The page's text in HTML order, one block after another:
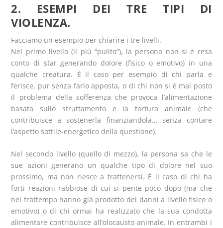
2. ESEMPI DEI TRE TIPI DI
VIOLENZA.
Facciamo un esempio per chiarire i tre livelli.
Nel primo livello (il più “pulito”), la persona non si è resa
conto di star generando dolore (fisico o emotivo) in una
qualche creatura. È il caso per esempio di chi parla e
ferisce, pur senza farlo apposta, o di chi non si è mai posto
il problema della sofferenza che provoca l’alimentazione
basata sullo sfruttamento e la tortura animale (che
contribuisce a sostenerla finanziandola… senza contare
l’aspetto sottile-energetico della questione).
Nel secondo livello (quello di mezzo), la persona sa che le
sue azioni generano un qualche tipo di dolore nel suo
prossimo, ma non riesce a trattenersi. È il caso di chi ha
forti reazioni rabbiose di cui si pente poco dopo (ma che
nel frattempo hanno già prodotto dei danni a livello fisico o
emotivo) o di chi ormai ha realizzato che la sua condotta
alimentare contribuisce all’olocausto animale. In entrambi i